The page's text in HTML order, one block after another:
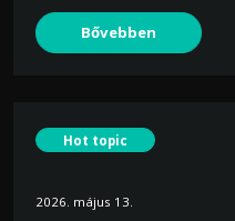
Bővebben
Hot topic
2026. május 13.